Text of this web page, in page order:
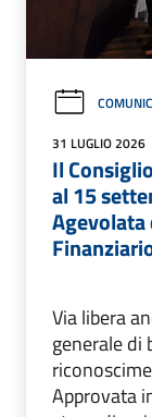
31 LUGLIO 2026
Il
al 15
Agevolata
Via libera
generale di
Approvata